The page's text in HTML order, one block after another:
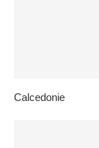
Calcedonie